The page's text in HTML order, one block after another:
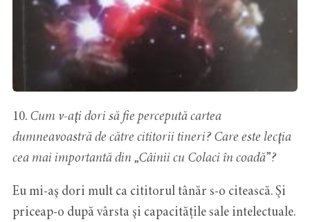
10.Cum v-aţi dori să fie percepută cartea
dumneavoastră de către cititorii tineri? Care este lecţia
cea mai importantă din „Câinii cu Colaci în coadă”?
Eu mi-aş dori mult ca cititorul tânăr s-o citească. Şi
priceap-o după vârsta şi capacitățile sale intelectuale.